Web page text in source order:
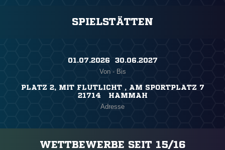
SPIELSTÄTTEN
01.07.2026 ​ 30.06.2027
Von - Bis
PLATZ 2, MIT FLUTLICHT , AM SPORTPLATZ 7
21714 HAMMAH
Adresse
WETTBEWERBE SEIT 15/16